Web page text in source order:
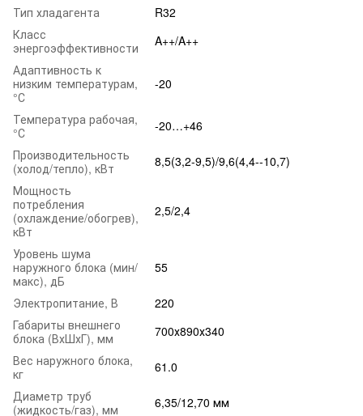
Тип хладагента
R32
Класс
энергоэффективности
A++/A++
Адаптивность к
низким температурам,
°С
-20
Температура рабочая,
°С
-20…+46
Производительность
(холод/тепло), кВт
8,5(3,2-9,5)/9,6(4,4--10,7)
Мощность
потребления
(охлаждение/обогрев),
кВт
2,5/2,4
Уровень шума
наружного блока (мин/
макс), дБ
55
Электропитание, В
220
Габариты внешнего
блока (ВхШхГ), мм
700х890х340
Вес наружного блока,
кг
61.0
Диаметр труб
(жидкость/газ), мм
6,35/12,70 мм